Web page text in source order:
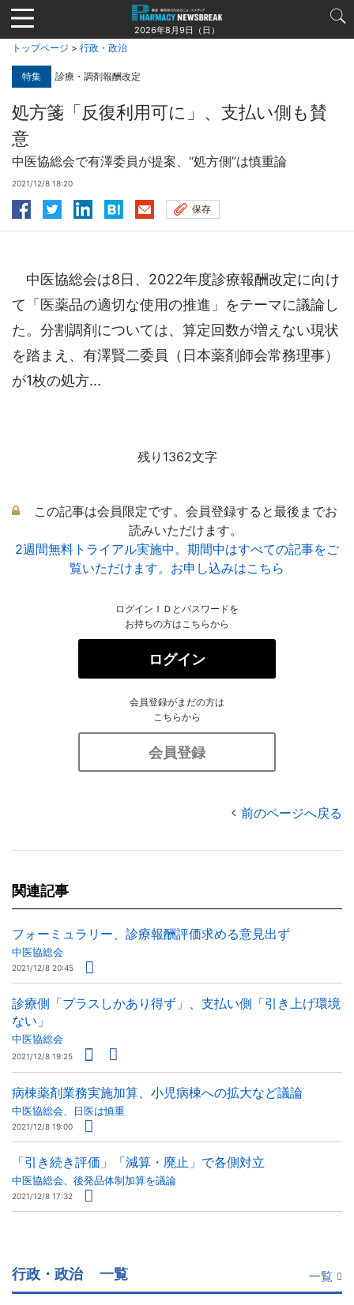
Jump
to
navigation
2026年8月9日（日）
トップページ > 行政・政治
特集 診療・調剤報酬改定
処方箋「反復利用可に」、支払い側も賛
意
中医協総会で有澤委員が提案、“処方側”は慎重論
2021/12/8 18:20
保存
中医協総会は8日、2022年度診療報酬改定に向け
て「医薬品の適切な使用の推進」をテーマに議論し
た。分割調剤については、算定回数が増えない現状
を踏まえ、有澤賢二委員（日本薬剤師会常務理事）
が1枚の処方...
残り1362文字
この記事は会員限定です。会員登録すると最後までお
読みいただけます。
2週間無料トライアル実施中。期間中はすべての記事をご
覧いただけます。お申し込みはこちら
ログインＩＤとパスワードを
お持ちの方はこちらから
ログイン
会員登録がまだの方は
こちらから
会員登録
前のページへ戻る
関連記事
フォーミュラリー、診療報酬評価求める意見出ず
中医協総会
2021/12/8 20:45
診療側「プラスしかあり得ず」、支払い側「引き上げ環境
ない」
中医協総会
2021/12/8 19:25
病棟薬剤業務実施加算、小児病棟への拡大など議論
中医協総会、日医は慎重
2021/12/8 19:00
「引き続き評価」「減算・廃止」で各側対立
中医協総会、後発品体制加算を議論
2021/12/8 17:32
行政・政治 一覧 一覧